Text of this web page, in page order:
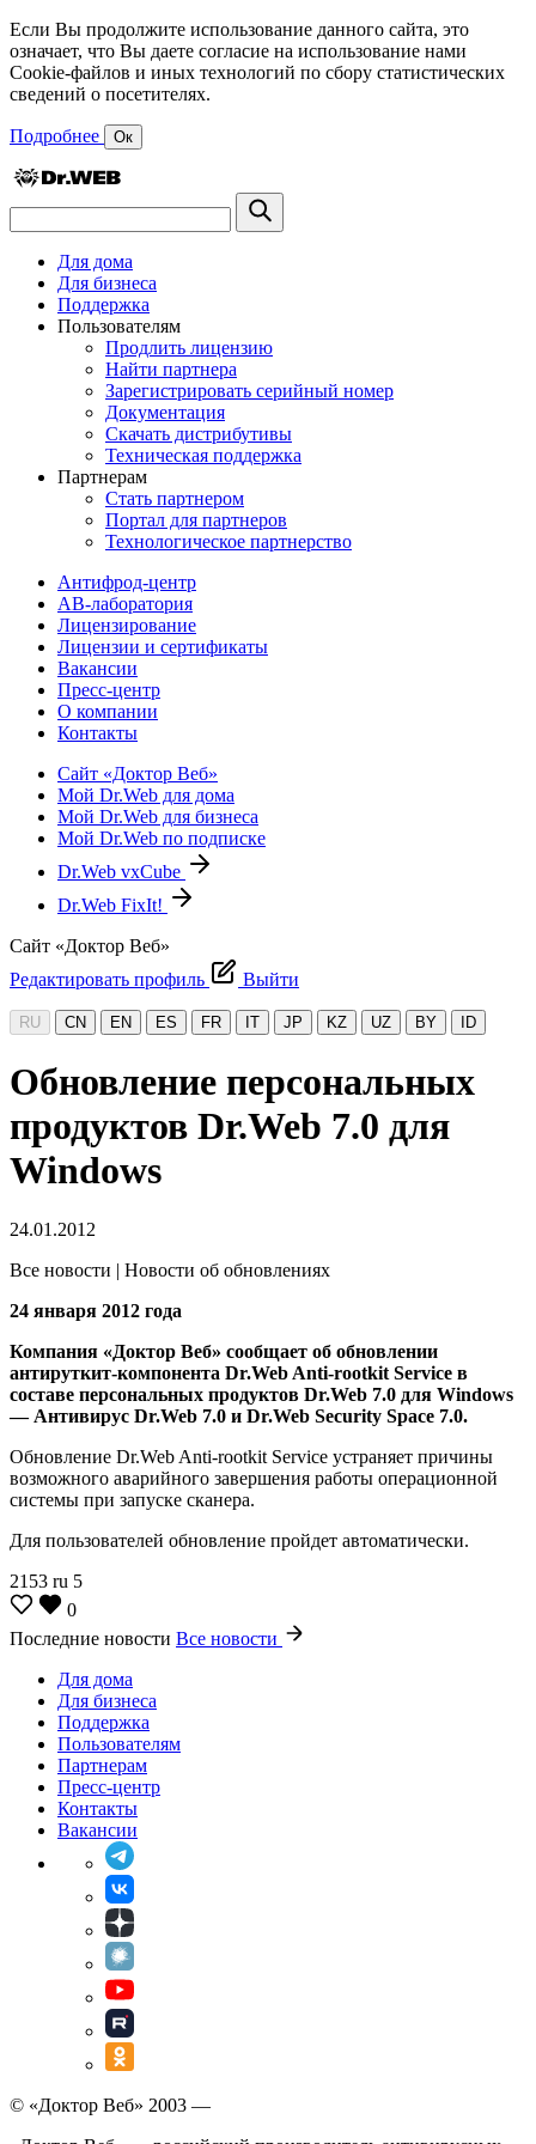
Если Вы продолжите использование данного сайта, это
означает, что Вы даете согласие на использование нами
Cookie-файлов и иных технологий по сбору статистических
сведений о посетителях.
Подробнее Ок
Для дома
Для бизнеса
Поддержка
Пользователям
Продлить лицензию
Найти партнера
Зарегистрировать серийный номер
Документация
Скачать дистрибутивы
Техническая поддержка
Партнерам
Стать партнером
Портал для партнеров
Технологическое партнерство
Антифрод-центр
АВ-лаборатория
Лицензирование
Лицензии и сертификаты
Вакансии
Пресс-центр
О компании
Контакты
Сайт «Доктор Веб»
Мой Dr.Web для дома
Мой Dr.Web для бизнеса
Мой Dr.Web по подписке
Dr.Web vxCube
Dr.Web FixIt!
Сайт «Доктор Веб»
Редактировать профиль
Выйти
RU CN EN ES FR IT JP KZ UZ BY ID
Обновление персональных
продуктов Dr.Web 7.0 для
Windows
24.01.2012
Все новости | Новости об обновлениях
24 января 2012 года
Компания «Доктор Веб» сообщает об обновлении
антируткит-компонента Dr.Web Anti-rootkit Service в
составе персональных продуктов Dr.Web 7.0 для Windows
— Антивирус Dr.Web 7.0 и Dr.Web Security Space 7.0.
Обновление Dr.Web Anti-rootkit Service устраняет причины
возможного аварийного завершения работы операционной
системы при запуске сканера.
Для пользователей обновление пройдет автоматически.
2153 ru 5
0
Последние новости Все новости
Для дома
Для бизнеса
Поддержка
Пользователям
Партнерам
Пресс-центр
Контакты
Вакансии
© «Доктор Веб» 2003 —